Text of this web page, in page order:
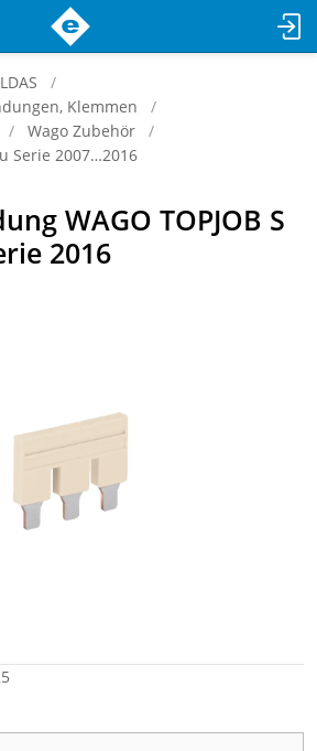
Klemmen
Wago Zubehör
Serie 2007…2016
WAGO TOPJOB S
2016